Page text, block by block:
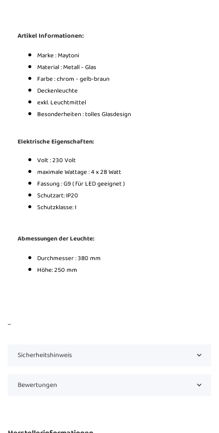
Artikel Informationen:
Marke : Maytoni
Material : Metall - Glas
Farbe : chrom - gelb-braun
Deckenleuchte
exkl. Leuchtmittel
Besonderheiten : tolles Glasdesign
Elektrische Eigenschaften:
Volt : 230 Volt
maximale Wattage : 4 x 28 Watt
Fassung : G9 ( für LED geeignet )
Schutzart: IP20
Schutzklasse: I
Abmessungen der Leuchte:
Durchmesser : 380 mm
Höhe: 250 mm
...
Sicherheitshinweis
Bewertungen